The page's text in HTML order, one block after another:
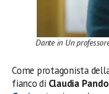
Dante in Un
Come protagonista
fianco di Claudia